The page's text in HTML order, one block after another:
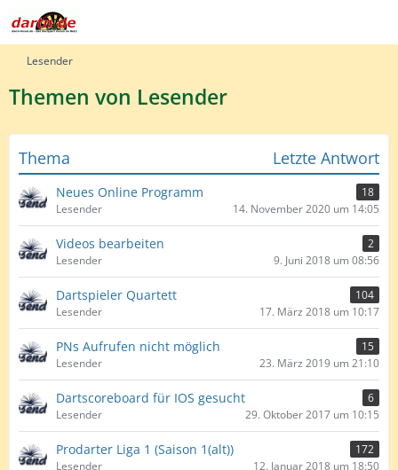
Lesender
Themen von Lesender
Thema Letzte Antwort
Neues Online Programm
18
Lesender
14. November 2020 um 14:05
Videos bearbeiten
2
Lesender
9. Juni 2018 um 08:56
Dartspieler Quartett
104
Lesender
17. März 2018 um 10:17
PNs Aufrufen nicht möglich
15
Lesender
23. März 2019 um 21:10
Dartscoreboard für IOS gesucht
6
Lesender
29. Oktober 2017 um 10:15
Prodarter Liga 1 (Saison 1(alt))
172
Lesender
12. Januar 2018 um 18:50